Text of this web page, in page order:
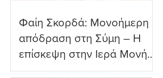
Φαίη Σκορδά: Μονοήμερη
απόδραση στη Σύμη – Η
επίσκεψη στην Ιερά Μονή
Πανορμίτη